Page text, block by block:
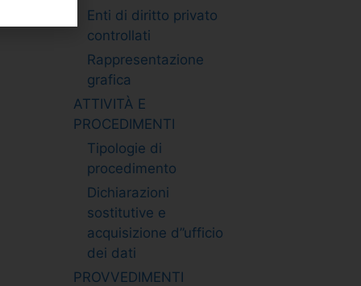
Enti di diritto privato
controllati
Rappresentazione
grafica
ATTIVITÀ E
PROCEDIMENTI
Tipologie di
procedimento
Dichiarazioni
sostitutive e
acquisizione d”ufficio
dei dati
PROVVEDIMENTI